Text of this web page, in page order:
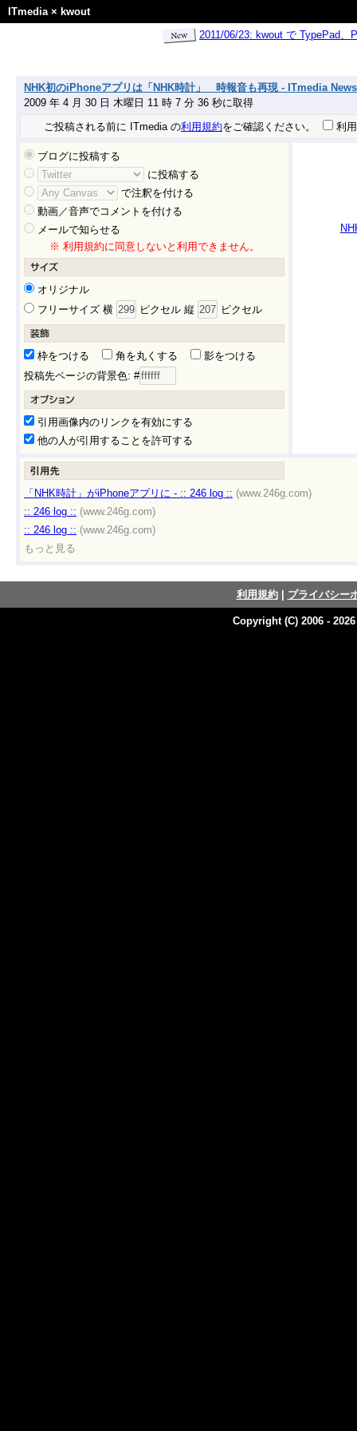
ITmedia× kwout
2011/06/23: kwout で TypePad
NHK初のiPhoneアプリは「NHK時計」 時報音も再現 - ITmedia News
2009 年 4 月 30 日 木曜日 11 時 7 分 36 秒に取得
ご投稿される前に ITmedia の利用規約をご確認ください。 利
ブログに投稿する
に投稿する
で注釈を付ける
動画／音声でコメントを付ける
メールで知らせる
※ 利用規約に同意しないと利用できません。
オリジナル
フリーサイズ 横
ピクセル 縦 ピクセル
枠をつける 角を丸くする
影をつける
投稿先ページの背景色: #
引用画像内のリンクを有効にする
他の人が引用することを許可する
「NHK時計」がiPhoneアプリに - :: 246 log :: (www.246g.com)
:: 246 log :: (www.246g.com)
:: 246 log :: (www.246g.com)
もっと見る
利用規約| プライバシー
Copyright (C) 2006 -